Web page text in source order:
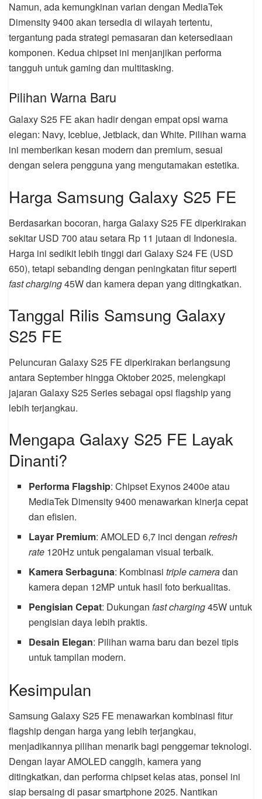
Namun, ada kemungkinan varian dengan MediaTek
Dimensity 9400 akan tersedia di wilayah tertentu,
tergantung pada strategi pemasaran dan ketersediaan
komponen. Kedua chipset ini menjanjikan performa
tangguh untuk gaming dan multitasking.
Pilihan Warna Baru
Galaxy S25 FE akan hadir dengan empat opsi warna
elegan: Navy, Iceblue, Jetblack, dan White. Pilihan warna
ini memberikan kesan modern dan premium, sesuai
dengan selera pengguna yang mengutamakan estetika.
Harga Samsung Galaxy S25 FE
Berdasarkan bocoran, harga Galaxy S25 FE diperkirakan
sekitar USD 700 atau setara Rp 11 jutaan di Indonesia.
Harga ini sedikit lebih tinggi dari Galaxy S24 FE (USD
650), tetapi sebanding dengan peningkatan fitur seperti
fast charging45W dan kamera depan yang ditingkatkan.
Tanggal Rilis Samsung Galaxy
S25 FE
Peluncuran Galaxy S25 FE diperkirakan berlangsung
antara September hingga Oktober 2025, melengkapi
jajaran Galaxy S25 Series sebagai opsi flagship yang
lebih terjangkau.
Mengapa Galaxy S25 FE Layak
Dinanti?
Performa Flagship: Chipset Exynos 2400e atau
MediaTek Dimensity 9400 menawarkan kinerja cepat
dan efisien.
Layar Premium: AMOLED 6,7 inci denganrefresh
rate 120Hz untuk pengalaman visual terbaik.
Kamera Serbaguna: Kombinasitriple cameradan
kamera depan 12MP untuk hasil foto berkualitas.
Pengisian Cepat: Dukunganfast charging45W untuk
pengisian daya lebih praktis.
Desain Elegan: Pilihan warna baru dan bezel tipis
untuk tampilan modern.
Kesimpulan
Samsung Galaxy S25 FE menawarkan kombinasi fitur
flagship dengan harga yang lebih terjangkau,
menjadikannya pilihan menarik bagi penggemar teknologi.
Dengan layar AMOLED canggih, kamera yang
ditingkatkan, dan performa chipset kelas atas, ponsel ini
siap bersaing di pasar smartphone 2025. Nantikan